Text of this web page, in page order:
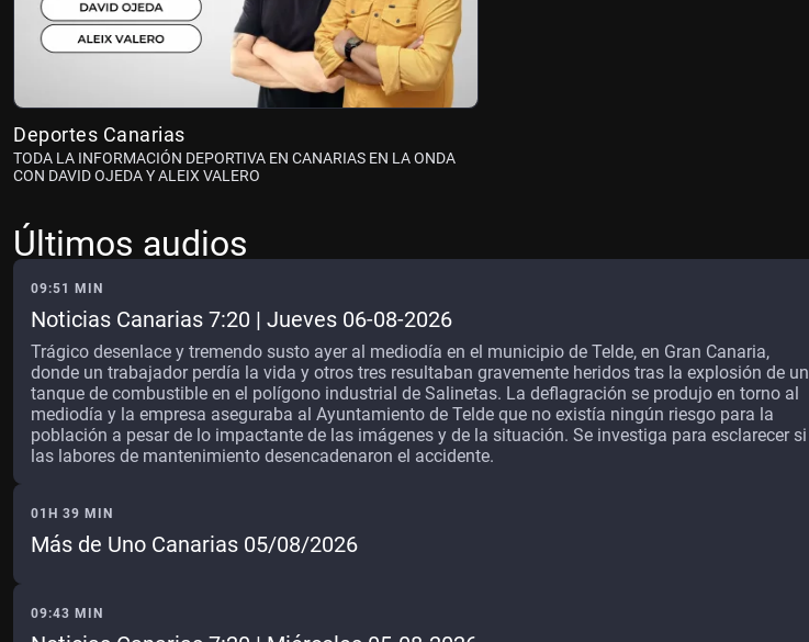
Deportes Canarias
TODA LA INFORMACIÓN DEPORTIVA EN CANARIAS EN LA ONDA
CON DAVID OJEDA Y ALEIX VALERO
Últimos audios
09:51 MIN
Noticias Canarias 7:20 | Jueves 06-08-2026
Trágico desenlace y tremendo susto ayer al mediodía en el municipio de Telde, en Gran Canaria,
donde un trabajador perdía la vida y otros tres resultaban gravemente heridos tras la explosión de un
tanque de combustible en el polígono industrial de Salinetas. La deflagración se produjo en torno al
mediodía y la empresa aseguraba al Ayuntamiento de Telde que no existía ningún riesgo para la
población a pesar de lo impactante de las imágenes y de la situación. Se investiga para esclarecer si
las labores de mantenimiento desencadenaron el accidente.
01H 39 MIN
Más de Uno Canarias 05/08/2026
09:43 MIN